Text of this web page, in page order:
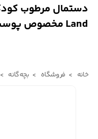
زنانه
Land مخصوص پوست حساس
خانه فروشگاه بچه‌گانه